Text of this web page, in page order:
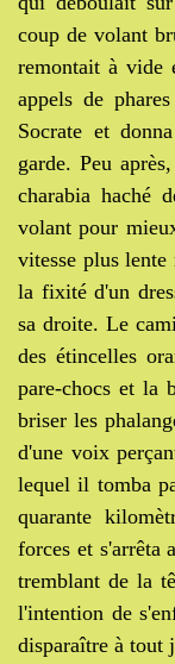
coup de volant
remontait à vide
appels de
Socrate et
garde. Peu
charabia haché
volant pour
vitesse plus
la fixité d'un
sa droite. Le
des étincelles
pare-chocs et la
briser les
d'une voix
lequel il tomba
quarante
forces et s'arrêta
tremblant de la
l'intention de
disparaître à tout